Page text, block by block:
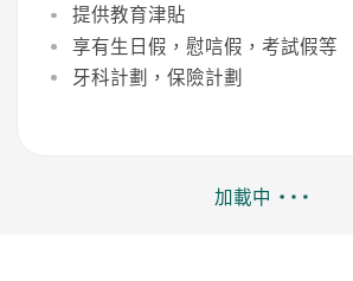
提供教育津貼
享有生日假，慰唁假，考試假等
牙科計劃，保險計劃
加載中